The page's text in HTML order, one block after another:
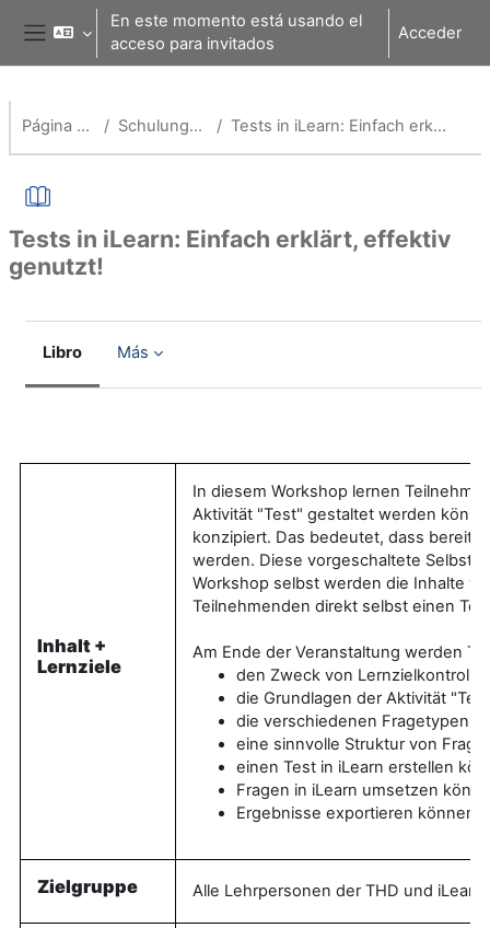
Salta al contenido principal
Panel lateral
En este momento está usando el
acceso para invitados
Acceder
Página Principal Schulungsangebote Tests in iLearn: Einfach erklärt, effektiv genutzt!
Tests in iLearn: Einfach erklärt, effektiv
genutzt!
Libro Más
Inhalt +
Lernziele
In diesem Workshop lernen
Aktivität "Test" gestaltet werden
konzipiert. Das bedeutet, dass
werden. Diese vorgeschaltete
Workshop selbst werden die Inhalte
Teilnehmenden direkt selbst einen
Am Ende der Veranstaltung werden
den Zweck von
die Grundlagen der Aktivität
die verschiedenen Fragetypen
eine sinnvolle Struktur von
einen Test in iLearn erstellen
Fragen in iLearn umsetzen
Ergebnisse exportieren können
Zielgruppe Alle Lehrpersonen der THD und